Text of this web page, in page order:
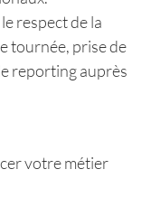
respect de la
tournée, prise de
reporting auprès
votre métier